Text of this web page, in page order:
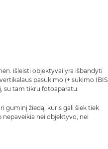
išleisti objektyvai yra išbandyti
pasukimo (+ sukimo IBIS
su tam tikru fotoaparatu.
guminį žiedą, kuris gali šiek tiek
nei objektyvo, nei